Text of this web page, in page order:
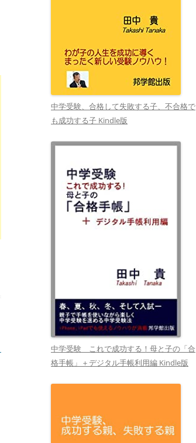
中学受験、合格して失敗する子、不合格で
も成功する子 Kindle版
中学受験 これで成功する！母と子の「合
格手帳」＋デジタル手帳利用編 Kindle版